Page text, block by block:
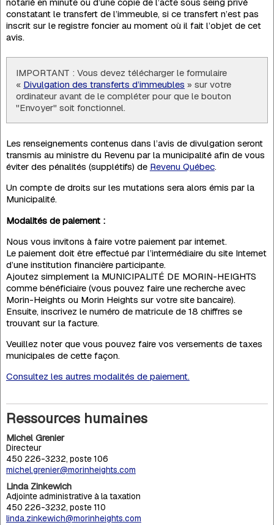
constatant le transfert de l’immeuble, si ce transfert n’est pas
inscrit sur le registre foncier au moment où il fait l’objet de cet
avis.
IMPORTANT : Vous devez télécharger le formulaire
« Divulgation des transferts d’immeubles » sur votre
ordinateur avant de le compléter pour que le bouton
"Envoyer" soit fonctionnel.
Les renseignements contenus dans l’avis de divulgation seront
transmis au ministre du Revenu par la municipalité afin de vous
éviter des pénalités (supplétifs) de Revenu Québec.
Un compte de droits sur les mutations sera alors émis par la
Municipalité.
Modalités de paiement :
Nous vous invitons à faire votre paiement par internet.
Le paiement doit être effectué par l’intermédiaire du site Internet
d’une institution financière participante.
Ajoutez simplement la MUNICIPALITÉ DE MORIN-HEIGHTS
comme bénéficiaire (vous pouvez faire une recherche avec
Morin-Heights ou Morin Heights sur votre site bancaire).
Ensuite, inscrivez le numéro de matricule de 18 chiffres se
trouvant sur la facture.
Veuillez noter que vous pouvez faire vos versements de taxes
municipales de cette façon.
Consultez les autres modalités de paiement.
Ressources humaines
Michel Grenier
Directeur
450 226-3232, poste 106
michel.grenier@morinheights.com
Linda Zinkewich
Adjointe administrative à la taxation
450 226-3232, poste 110
linda.zinkewich@morinheights.com